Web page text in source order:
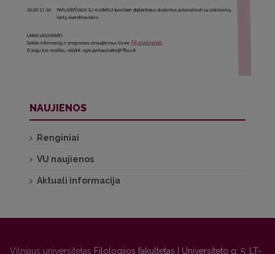
NAUJIENOS
Renginiai
VU naujienos
Aktuali informacija
Vilniaus universitetas Filologijos fakultetas | Universiteto g. 5, LT-